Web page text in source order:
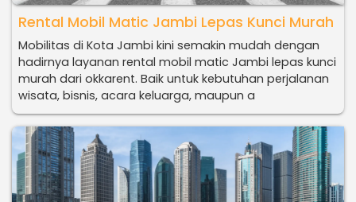
Rental Mobil Matic Jambi Lepas Kunci Murah
Mobilitas di Kota Jambi kini semakin mudah dengan
hadirnya layanan rental mobil matic Jambi lepas kunci
murah dari okkarent. Baik untuk kebutuhan perjalanan
wisata, bisnis, acara keluarga, maupun a